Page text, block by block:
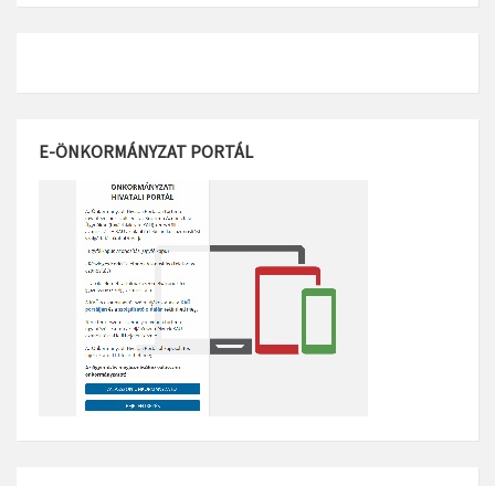
E-ÖNKORMÁNYZAT PORTÁL